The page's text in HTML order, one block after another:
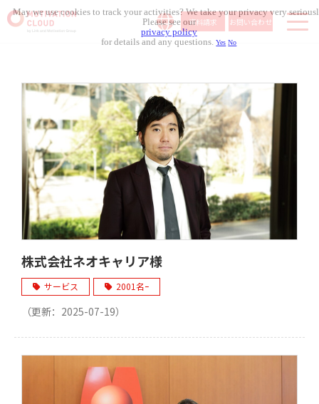
資料請求 お問い合わせ
導入事例
料金体系
無料セミナー
お役立ち資料
コラム記事
組織人事メディア
株式会社ネオキャリア様
サービス 2001名ｰ
（更新： 2025-07-19）
May we use cookies to track your activities? We take your privacy very
Please see our
privacy policy
for details and any questions.Yes No